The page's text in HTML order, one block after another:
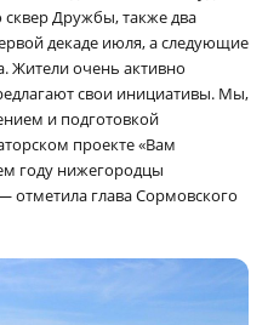
сквер Дружбы, также два
декаде июля, а следующие
Жители очень активно
свои инициативы. Мы,
и подготовкой
проекте «Вам
году нижегородцы
глава Сормовского